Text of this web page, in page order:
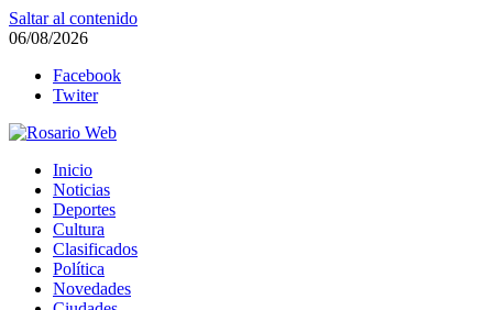
Saltar al contenido
06/08/2026
Facebook
Twiter
Rosario Web
Todas la noticias de Rosario y la zona
Inicio
Noticias
Deportes
Cultura
Clasificados
Política
Novedades